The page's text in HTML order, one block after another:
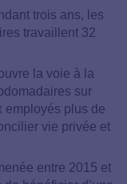
trois ans, les
travaillent 32
la voie à la
sur
employés plus de
vie privée et
entre 2015 et